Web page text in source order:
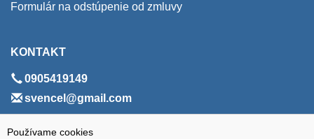
Používame cookies
Formulár na odstúpenie od zmluvy
KONTAKT
0905419149
svencel@gmail.com
ADRESA